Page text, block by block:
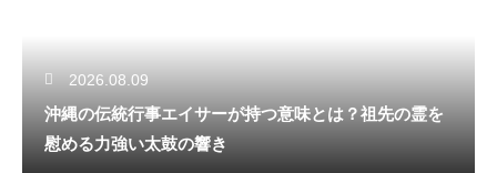
2026.08.09
沖縄の伝統行事エイサーが持つ意味とは？祖先の霊を
慰める力強い太鼓の響き